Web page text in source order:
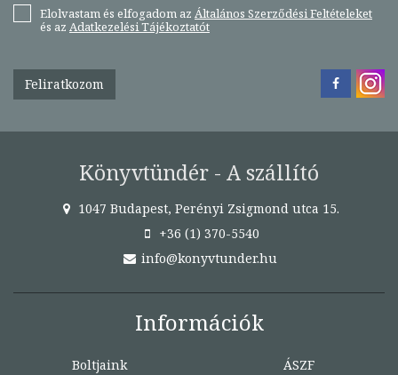
Elolvastam és elfogadom az Általános Szerződési Feltételeket
és az Adatkezelési Tájékoztatót
Feliratkozom
Könyvtündér - A szállító
1047 Budapest, Perényi Zsigmond utca 15.
+36 (1) 370-5540
info@konyvtunder.hu
Információk
Boltjaink
ÁSZF